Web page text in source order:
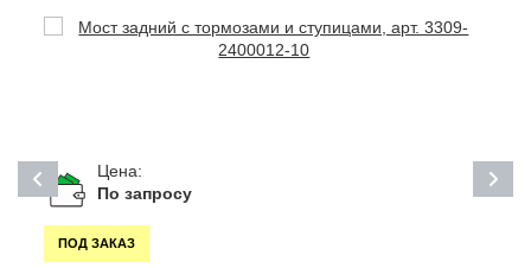
Цена:
По запросу
ПОД ЗАКАЗ